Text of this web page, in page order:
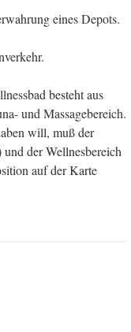
eines Depots.
besteht aus
und Massagebereich.
will, muß der
der Wellnesbereich
auf der Karte